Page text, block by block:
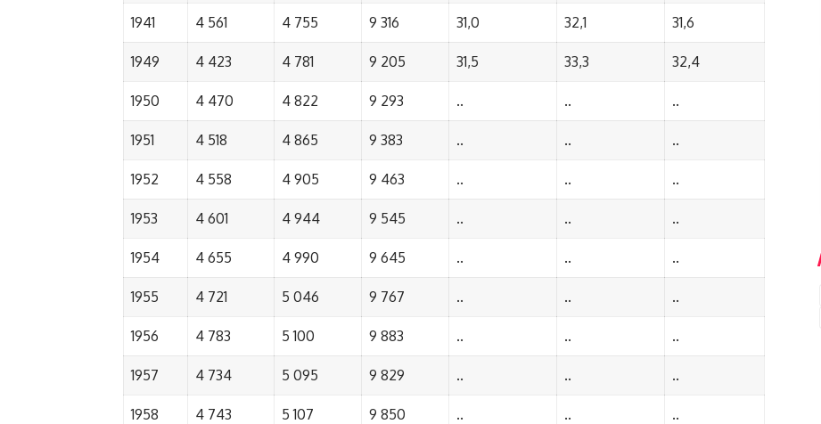
1941 4 561 4 755 9 316 31,0 32,1 31,6
1949 4 423 4 781 9 205 31,5 33,3 32,4
1950 4 470 4 822 9 293 .. .. ..
1951 4 518 4 865 9 383 .. .. ..
1952 4 558 4 905 9 463 .. .. ..
1953 4 601 4 944 9 545 .. .. ..
1954 4 655 4 990 9 645 .. .. ..
1955 4 721 5 046 9 767 .. .. ..
1956 4 783 5 100 9 883 .. .. ..
1957 4 734 5 095 9 829 .. .. ..
1958 4 743 5 107 9 850 .. .. ..